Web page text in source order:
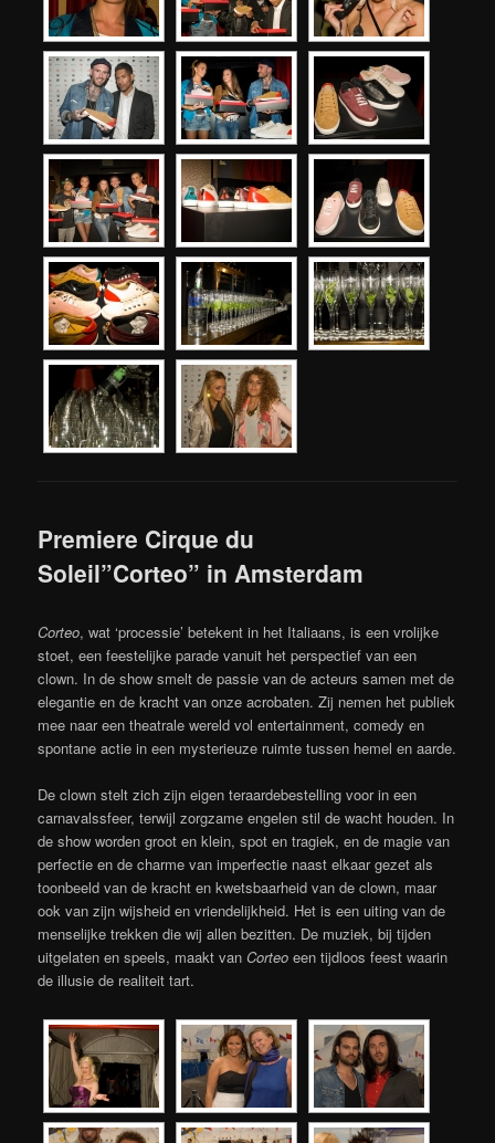
Premiere Cirque du
Soleil”Corteo” in Amsterdam
Corteo, wat ‘processie’ betekent in het Italiaans, is een vrolijke
stoet, een feestelijke parade vanuit het perspectief van een
clown. In de show smelt de passie van de acteurs samen met de
elegantie en de kracht van onze acrobaten. Zij nemen het publiek
mee naar een theatrale wereld vol entertainment, comedy en
spontane actie in een mysterieuze ruimte tussen hemel en aarde.
De clown stelt zich zijn eigen teraardebestelling voor in een
carnavalssfeer, terwijl zorgzame engelen stil de wacht houden. In
de show worden groot en klein, spot en tragiek, en de magie van
perfectie en de charme van imperfectie naast elkaar gezet als
toonbeeld van de kracht en kwetsbaarheid van de clown, maar
ook van zijn wijsheid en vriendelijkheid. Het is een uiting van de
menselijke trekken die wij allen bezitten. De muziek, bij tijden
uitgelaten en speels, maakt vanCorteo een tijdloos feest waarin
de illusie de realiteit tart.